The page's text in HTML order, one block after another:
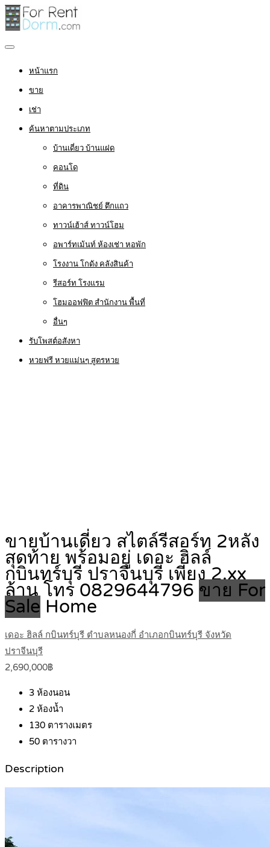
หน้าแรก
ขาย
เช่า
ค้นหาตามประเภท
บ้านเดี่ยว บ้านแฝด
คอนโด
ที่ดิน
อาคารพาณิชย์ ตึกแถว
ทาวน์เฮ้าส์ ทาวน์โฮม
อพาร์ทเม้นท์ ห้องเช่า หอพัก
โรงงาน โกดัง คลังสินค้า
รีสอร์ท โรงแรม
โฮมออฟฟิต สำนักงาน พื้นที่
อื่นๆ
รับโพสต์อสังหา
หวยฟรี หวยแม่นๆ สูตรหวย
ขายบ้านเดี่ยว สไตล์รีสอร์ท 2หลัง
สุดท้าย พร้อมอยู่ เดอะ ฮิลล์
กบินทร์บุรี ปราจีนบุรี เพียง 2.xx
ล้าน โทร 0829644796 ขาย For
Sale Home
เดอะ ฮิลล์ กบินทร์บุรี ตำบลหนองกี่ อำเภอกบินทร์บุรี จังหวัด
ปราจีนบุรี
2,690,000฿
3 ห้องนอน
2 ห้องน้ำ
130 ตารางเมตร
50 ตารางวา
Description